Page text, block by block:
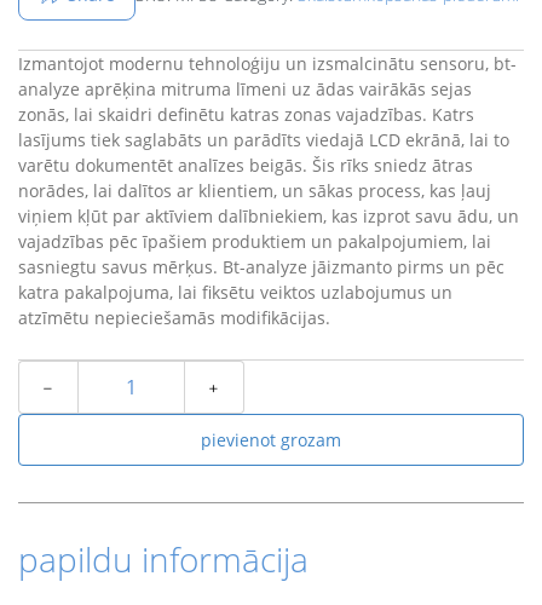
Izmantojot modernu tehnoloģiju un izsmalcinātu sensoru, bt-
analyze aprēķina mitruma līmeni uz ādas vairākās sejas
zonās, lai skaidri definētu katras zonas vajadzības. Katrs
lasījums tiek saglabāts un parādīts viedajā LCD ekrānā, lai to
varētu dokumentēt analīzes beigās. Šis rīks sniedz ātras
norādes, lai dalītos ar klientiem, un sākas process, kas ļauj
viņiem kļūt par aktīviem dalībniekiem, kas izprot savu ādu, un
vajadzības pēc īpašiem produktiem un pakalpojumiem, lai
sasniegtu savus mērķus. Bt-analyze jāizmanto pirms un pēc
katra pakalpojuma, lai fiksētu veiktos uzlabojumus un
atzīmētu nepieciešamās modifikācijas.
﹣ ﹢
pievienot grozam
papildu informācija